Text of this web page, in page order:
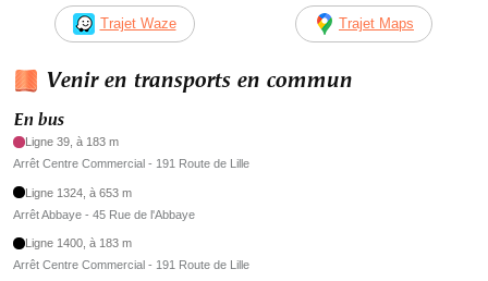
Trajet Waze Trajet Maps
Venir en transports en commun
En bus
Ligne 39, à 183 m
Arrêt Centre Commercial - 191 Route de Lille
Ligne 1324, à 653 m
Arrêt Abbaye - 45 Rue de l'Abbaye
Ligne 1400, à 183 m
Arrêt Centre Commercial - 191 Route de Lille